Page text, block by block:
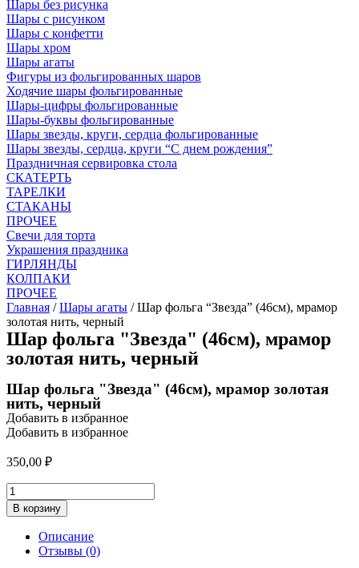
Шары без рисунка
Шары с рисунком
Шары с конфетти
Шары хром
Шары агаты
Фигуры из фольгированных шаров
Ходячие шары фольгированные
Шары-цифры фольгированные
Шары-буквы фольгированные
Шары звезды, круги, сердца фольгированные
Шары звезды, сердца, круги “С днем рождения”
Праздничная сервировка стола
СКАТЕРТЬ
ТАРЕЛКИ
СТАКАНЫ
ПРОЧЕЕ
Свечи для торта
Украшения праздника
ГИРЛЯНДЫ
КОЛПАКИ
ПРОЧЕЕ
Главная /Шары агаты / Шар фольга “Звезда” (46см), мрамор
золотая нить, черный
Шар фольга "Звезда" (46см), мрамор
золотая нить, черный
Шар фольга "Звезда" (46см), мрамор золотая
нить, черный
Добавить в избранное
Добавить в избранное
350,00 ₽
Количество
товара
Шар
фольга
"Звезда"
(46см),
В корзину
Описание
Отзывы (0)